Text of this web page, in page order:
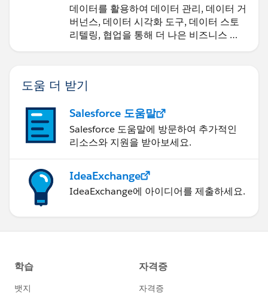
데이터를 활용하여 데이터 관리, 데이터 거
버넌스, 데이터 시각화 도구, 데이터 스토
리텔링, 협업을 통해 더 나은 비즈니스 성
도움 더 받기
Salesforce 도움말
Salesforce 도움말에 방문하여 추가적인
리소스와 지원을 받아보세요.
IdeaExchange
IdeaExchange에 아이디어를 제출하세요.